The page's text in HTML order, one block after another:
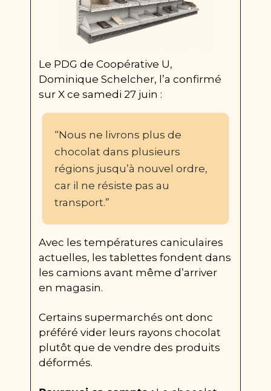
Le PDG de Coopérative U,
Dominique Schelcher, l’a confirmé
sur X ce samedi 27 juin :
“Nous ne livrons plus de
chocolat dans plusieurs
régions jusqu’à nouvel ordre,
car il ne résiste pas au
transport.”
Avec les températures caniculaires
actuelles, les tablettes fondent dans
les camions avant même d’arriver
en magasin.
Certains supermarchés ont donc
préféré vider leurs rayons chocolat
plutôt que de vendre des produits
déformés.